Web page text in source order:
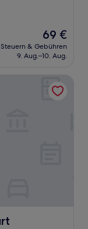
Der
Preis
beträgt
69 €
& Gebühren
9. Aug.–10. Aug.